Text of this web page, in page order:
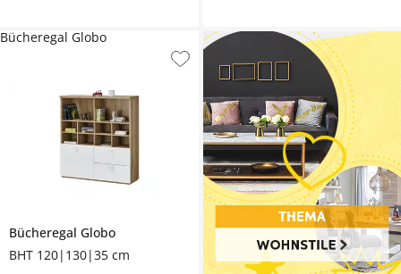
Bücheregal Globo
BHT 120|130|35 cm
Bücheregal Globo